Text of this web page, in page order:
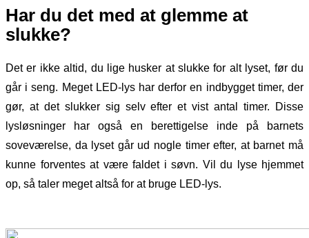
Har du det med at glemme at
slukke?
Det er ikke altid, du lige husker at slukke for alt lyset, før du
går i seng. Meget LED-lys har derfor en indbygget timer, der
gør, at det slukker sig selv efter et vist antal timer. Disse
lysløsninger har også en berettigelse inde på barnets
soveværelse, da lyset går ud nogle timer efter, at barnet må
kunne forventes at være faldet i søvn. Vil du lyse hjemmet
op, så taler meget altså for at bruge LED-lys.